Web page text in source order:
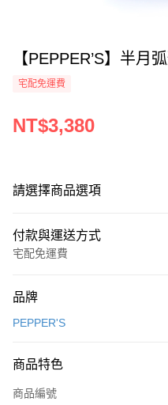
【PEPPER’S】半月
宅配免運費
NT$3,380
請選擇商品選項
付款與運送方式
宅配免運費
全家線上支付
本島宅配-活動商品
免運費
品牌
PEPPER'S
商品特色
商品編號